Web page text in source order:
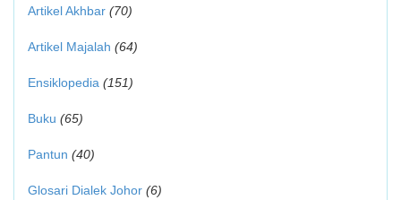
Artikel Akhbar (70)
Artikel Majalah (64)
Ensiklopedia (151)
Buku (65)
Pantun (40)
Glosari Dialek Johor (6)